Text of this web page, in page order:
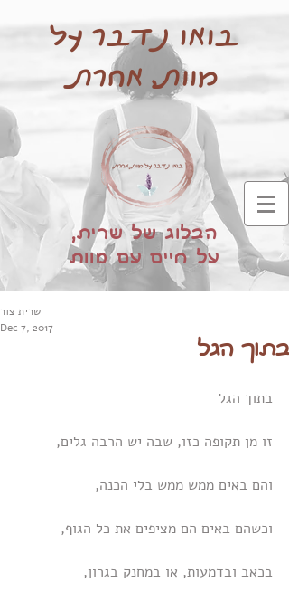
בואו נדבר על
מוות, אחרת
הבלוג של שרית,
על חיים עם מוות
בתוך הגל
שרית צור
Dec 7, 2017
בתוך הגל
זו מן תקופה כזו, שבה יש הרבה גלים,
והם באים ממש ממש בלי הכנה,
וכשהם באים הם מציפים את כל הגוף,
בכאב ובדמעות, או במחנק בגרון,